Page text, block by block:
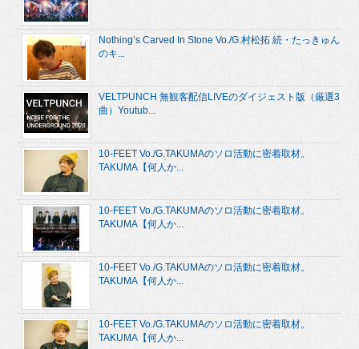
Nothing’s Carved In Stone Vo./G.村松拓 続・たっきゅん
のキ...
VELTPUNCH 無観客配信LIVEのダイジェスト版（厳選3
曲）Youtub...
10-FEET Vo./G.TAKUMAのソロ活動に密着取材。
TAKUMA【何人か...
10-FEET Vo./G.TAKUMAのソロ活動に密着取材。
TAKUMA【何人か...
10-FEET Vo./G.TAKUMAのソロ活動に密着取材。
TAKUMA【何人か...
10-FEET Vo./G.TAKUMAのソロ活動に密着取材。
TAKUMA【何人か...